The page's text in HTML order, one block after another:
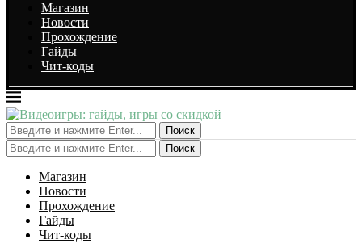
Магазин
Новости
Прохождение
Гайды
Чит-коды
Поиск
Поиск
Магазин
Новости
Прохождение
Гайды
Чит-коды